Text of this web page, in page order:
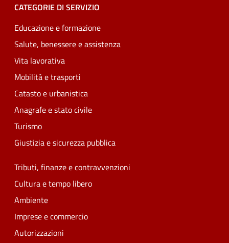
CATEGORIE DI SERVIZIO
Educazione e formazione
Salute, benessere e assistenza
Vita lavorativa
Mobilità e trasporti
Catasto e urbanistica
Anagrafe e stato civile
Turismo
Giustizia e sicurezza pubblica
Tributi, finanze e contravvenzioni
Cultura e tempo libero
Ambiente
Imprese e commercio
Autorizzazioni